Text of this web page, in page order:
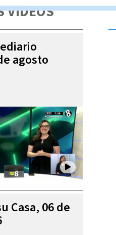
VIDEOS
agosto
Casa, 06 de